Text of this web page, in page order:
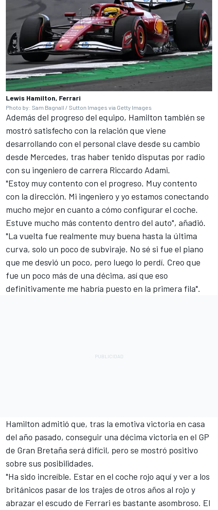
Lewis Hamilton, Ferrari
Photo by: Sam Bagnall / Sutton Images via Getty Images
Además del progreso del equipo, Hamilton también se
mostró satisfecho con la relación que viene
desarrollando con el personal clave desde su cambio
desde Mercedes, tras haber tenido disputas por radio
con su ingeniero de carrera Riccardo Adami.
"Estoy muy contento con el progreso. Muy contento
con la dirección. Mi ingeniero y yo estamos conectando
mucho mejor en cuanto a cómo configurar el coche.
Estuve mucho más contento dentro del auto", añadió.
"La vuelta fue realmente muy buena hasta la última
curva, solo un poco de subviraje. No sé si fue el piano
que me desvió un poco, pero luego lo perdí. Creo que
fue un poco más de una décima, así que eso
definitivamente me habría puesto en la primera fila".
Hamilton admitió que, tras la emotiva victoria en casa
del año pasado, conseguir una décima victoria en el GP
de Gran Bretaña será difícil, pero se mostró positivo
sobre sus posibilidades.
"Ha sido increíble. Estar en el coche rojo aquí y ver a los
británicos pasar de los trajes de otros años al rojo y
abrazar el escudo de Ferrari es bastante asombroso. El